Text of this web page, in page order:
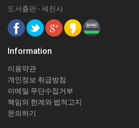
도서출판 - 세진사
Information
이용약관
개인정보 취급방침
이메일 무단수집거부
책임의 한계와 법적고지
문의하기